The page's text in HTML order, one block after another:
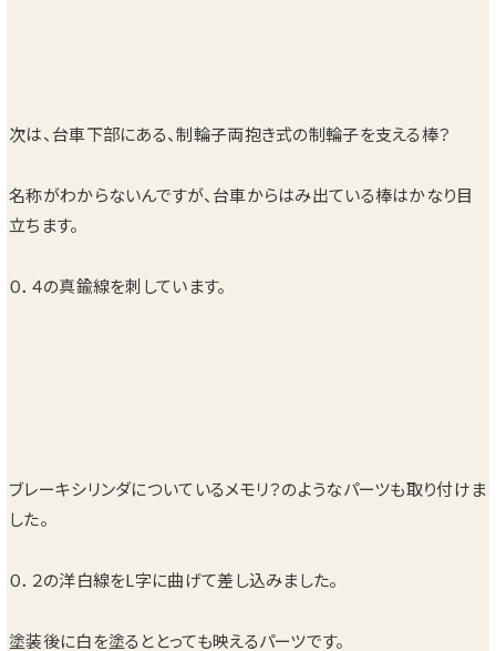
次は、台車下部にある、制輪子両抱き式の制輪子を支える棒？
名称がわからないんですが、台車からはみ出ている棒はかなり目
立ちます。
０．４の真鍮線を刺しています。
ブレーキシリンダについているメモリ？のようなパーツも取り付けま
した。
０．２の洋白線をL字に曲げて差し込みました。
塗装後に白を塗るととっても映えるパーツです。